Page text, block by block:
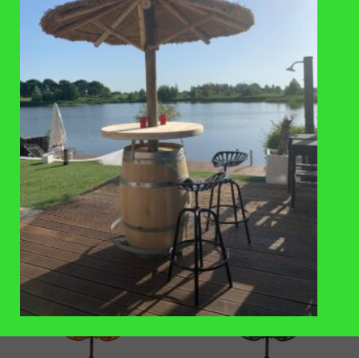
VAAK SAMEN GEKOCHT
TOEVOEGEN
AAN
VERLANGLIJST
BARKRUKKEN
Barkruk, tractorstoel, grijs,
esschert design
85,50
TOEVOEGEN
AAN
VERLANGLIJST
BARKRUKKEN
Barkruk, tractorstoel, groen,
esschert design
€85,50
TOEVOEGEN
TOEVOEGEN